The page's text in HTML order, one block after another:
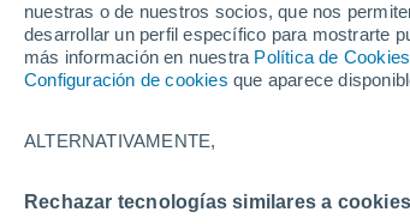
nuestras o de nuestros socios, que nos
desarrollar un perfil específico para mostrarte
más información en nuestra Política de Cookies
Configuración de cookies que aparece
ALTERNATIVAMENTE,
Rechazar tecnologías similares a cookies
PRES. | V > 10 |
NUB. | PREC. 6H |
PRECIPITACIÓN
ACUMULADA
Paraguay